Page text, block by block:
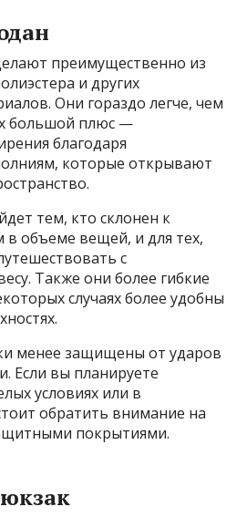
преимущественно из
и других
Они гораздо легче, чем
большой плюс —
благодаря
которые открывают
тем, кто склонен к
в объеме вещей, и для тех,
с
Также они более гибкие
случаях более удобны
менее защищены от ударов
Если вы планируете
условиях или в
обратить внимание на
покрытиями.